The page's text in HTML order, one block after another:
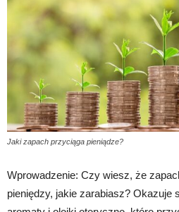
Jaki zapach przyciąga pieniądze?
Wprowadzenie: Czy wiesz, że
pieniędzy, jakie zarabiasz? Okazuje